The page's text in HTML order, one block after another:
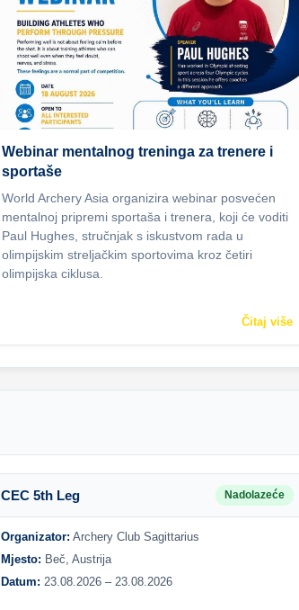
Webinar mentalnog treninga za trenere i
sportaše
World Archery Asia organizira webinar posvećen
mentalnoj pripremi sportaša i trenera, koji će voditi
Paul Hughes, stručnjak s iskustvom rada u
olimpijskim streljačkim sportovima kroz četiri
olimpijska ciklusa.
Čitaj više
CEC 5th Leg Nadolazeće
Organizator: Archery Club Sagittarius
Mjesto: Beč, Austrija
Datum: 23.08.2026 – 23.08.2026